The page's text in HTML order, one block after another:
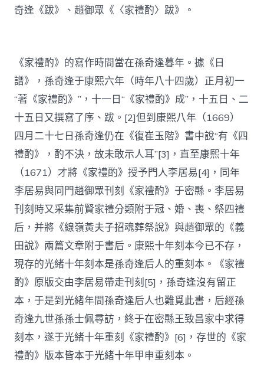
奇逢《跋》、趙御眾《〈家禮酌〉跋》。
《家禮酌》的寫作時間當在孫奇逢暮年。據《日
譜》，孫奇逢于康熙六年（時年八十四歲）正月初一
“著《家禮酌》”，十一日“《家禮酌》成”，十五日、二
十五日又撰寫了序、跋。[2]但到康熙八年（1669）
四月二十七日孫奇逢仍在《復崔玉階》書中說“有《四
禮酌》，酌不決，故未敢示人耳”[3]，直至康熙十年
（1671）才將《家禮酌》授予門人李居易[4]，同年
李居易與同門趙御眾刊刻《家禮酌》于密縣。李居易
刊刻時又采集前賢家禮分類附于冠、婚、喪、祭四禮
后，并將《線嶺黃夫子招魂葬祭說》與趙御眾的《義
田說》兩篇文章附于書后。康熙十年刻本今已不存，
現存的光緒十年刻本是孫奇逢后人的重刻本。《家禮
酌》原版交由李居易帶走刊刻[5]，孫奇逢沒有留正
本，于是到光緒年間孫奇逢后人也難覓此書，后經孫
奇逢九世孫孫士佩尋訪，終于在密縣王致昌家中求得
刻本，遂于光緒十年重刻《家禮酌》[6]，存世的《家
禮酌》版本皆本于光緒十年甲申重刻本。